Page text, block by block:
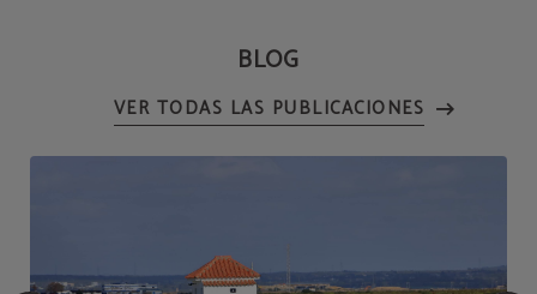
BLOG
VER TODAS LAS PUBLICACIONES